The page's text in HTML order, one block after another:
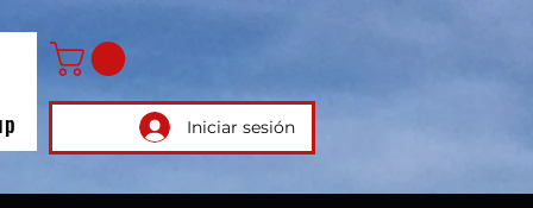
Iniciar sesión